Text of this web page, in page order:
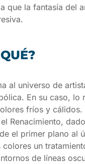
que la fantasía del
al universo de
En su caso,
fríos y
Renacimiento,
el primer plano al
colores un
de líneas